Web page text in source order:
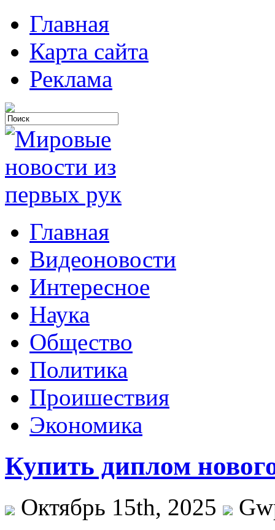
Главная
Карта сайта
Реклама
Главная
Видеоновости
Интересное
Наука
Общество
Политика
Проишествия
Экономика
Купить диплом
Октябрь 15th, 2025